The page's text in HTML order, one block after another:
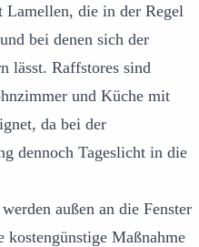
Lamellen, die in der Regel
bei denen sich der
lässt. Raffstores sind
und Küche mit
da bei der
dennoch Tageslicht in die
außen an die Fenster
kostengünstige Maßnahme